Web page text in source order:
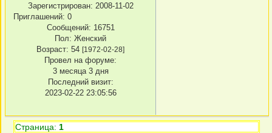
Зарегистрирован: 2008-11-02
Приглашений: 0
Сообщений: 16751
Пол: Женский
Возраст: 54 [1972-02-28]
Провел на форуме:
3 месяца 3 дня
Последний визит:
2023-02-22 23:05:56
Страница:1